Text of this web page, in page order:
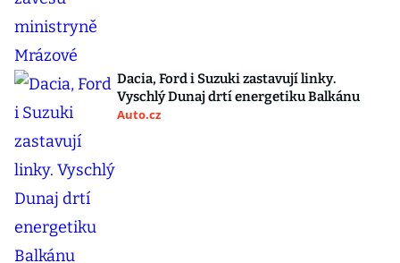
Dacia, Ford i Suzuki zastavují linky.
Vyschlý Dunaj drtí energetiku Balkánu
Auto.cz